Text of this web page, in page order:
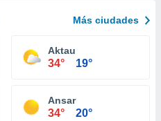
Más ciudades
Aktau
34° 19°
Ansar
34° 20°